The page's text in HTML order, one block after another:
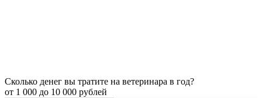
Сколько денег вы тратите на ветеринара в год?
от 1 000 до 10 000 рублей